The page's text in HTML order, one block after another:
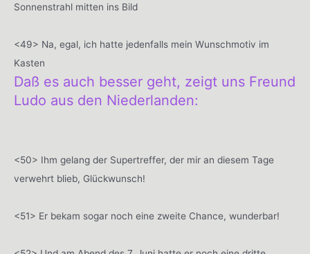
Sonnenstrahl mitten ins Bild
<49> Na, egal, ich hatte jedenfalls mein Wunschmotiv im
Kasten
Daß es auch besser geht, zeigt uns Freund
Ludo aus den Niederlanden:
<50> Ihm gelang der Supertreffer, der mir an diesem Tage
verwehrt blieb, Glückwunsch!
<51> Er bekam sogar noch eine zweite Chance, wunderbar!